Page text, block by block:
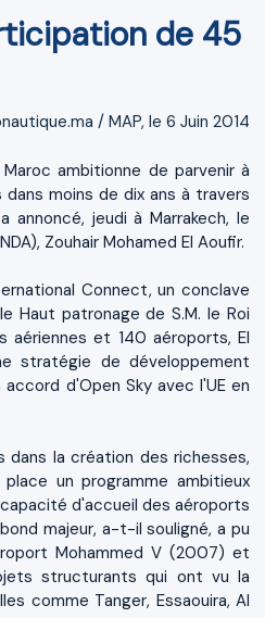
de 45
/ MAP, le 6 Juin 2014
ambitionne de parvenir à
moins de dix ans à travers
jeudi à Marrakech, le
Zouhair Mohamed El Aoufir.
Connect, un conclave
Haut patronage de S.M. le Roi
aériennes et 140 aéroports, El
stratégie de développement
d'Open Sky avec l'UE en
la création des richesses,
un programme ambitieux
d'accueil des aéroports
majeur, a-t-il souligné, a pu
Mohammed V (2007) et
structurants qui ont vu la
comme Tanger, Essaouira, Al